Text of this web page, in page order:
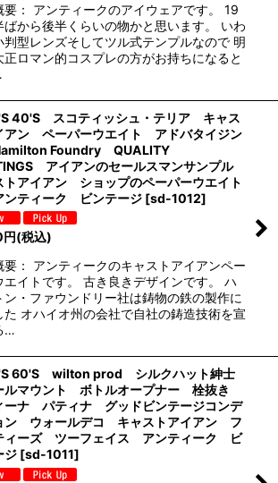
要： アンティークのアイウェアです。 19
ばから後半くらいの物かと思います。 いわ
判型レンズそしてツル式テンプルなので 明
正ロマン的コスプレの方がお持ちになると
40'S スコティッシュ・テリア キャス
アン ペーパーウエイト アドバタイジン
Foundry QUALITY
アイアンのセールスマンサンプル
トアイアン ショップのペーパーウエイト
ティーク ビンテージ [sd-1012]
円(税込)
要： アンティークのキャストアイアンペー
エイトです。 古き良きデザインです。 ハ
ン・ファウンドリー社は鋳物の鉄の製作に
た オハイオ州の会社で自社の鋳造技術を宣
…
60'S wilton prod シルクハット紳士
ルマウント ボトルオープナー 栓抜き
ーナ パティナ グッドビンテージコンデ
ン ウォールデコ キャストアイアン フ
ィーズ ツーフェイス アンティーク ビ
ジ [sd-1011]